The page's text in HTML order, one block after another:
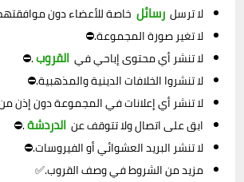
لا ترسل رسائل خاصة للأعضاء دون
لا تغير صورة المجموعة.⛔
لا تنشر أي محتوى إباحي في القروب.⛔
لا تنشروا الخلافات الدينية والمذهبية.⛔
لا تنشر أي إعلانات في المجموعة دون إذن
ابق على اتصال ولا تتوقف عن الدردشة.⛔
لا تنشر البريد العشوائي أو الفيروسات.⛔
مزيد من الشروط في وصف القروب.✅